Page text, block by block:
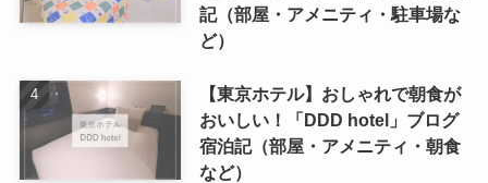
記（部屋・アメニティ・駐車場な
ど）
【東京ホテル】おしゃれで朝食が
おいしい！「DDD hotel」ブログ
宿泊記（部屋・アメニティ・朝食
など）